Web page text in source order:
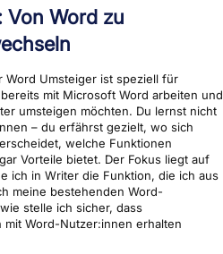
Word zu
Word Umsteiger ist speziell für
mit Microsoft Word arbeiten und
umsteigen möchten. Du lernst nicht
– du erfährst gezielt, wo sich
welche Funktionen
Vorteile bietet. Der Fokus liegt auf
ich in Writer die Funktion, die ich aus
meine bestehenden Word-
stelle ich sicher, dass
mit Word-Nutzer:innen erhalten